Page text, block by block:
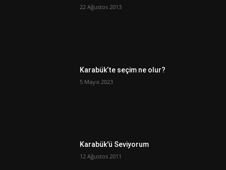
22 Ağustos 2013
Karabük’te seçim ne olur?
5 Mayıs 2023
Karabük'ü Seviyorum
12 Ağustos 2011